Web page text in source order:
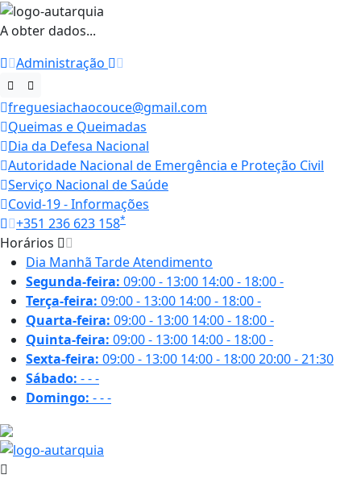
A obter dados...
Administração
freguesiachaocouce@gmail.com
Queimas e Queimadas
Dia da Defesa Nacional
Autoridade Nacional de Emergência e Proteção Civil
Serviço Nacional de Saúde
Covid-19 - Informações
+351 236 623 158*
Horários
Dia Manhã TardeAtendimento
Segunda-feira: 09:00 - 13:00 14:00 - 18:00-
Terça-feira: 09:00 - 13:00 14:00 - 18:00-
Quarta-feira: 09:00 - 13:00 14:00 - 18:00-
Quinta-feira: 09:00 - 13:00 14:00 - 18:00-
Sexta-feira: 09:00 - 13:00 14:00 - 18:0020:00 - 21:30
Sábado: ---
Domingo: ---